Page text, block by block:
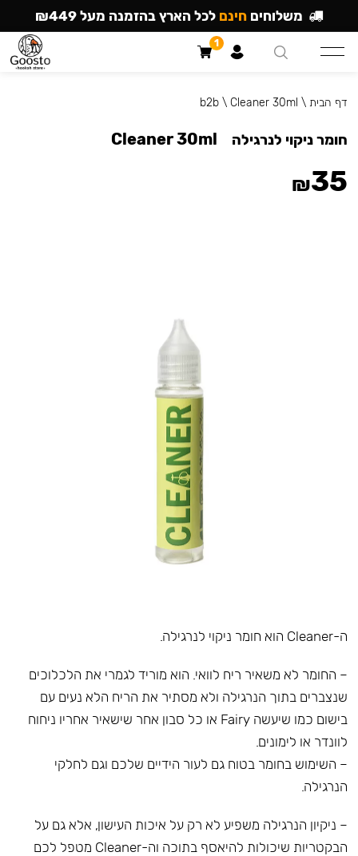
ה-Cleaner הוא חומר ניקוי לנרגילה.
– החומר לא משאיר ריח לוואי. הוא מוריד לגמרי את הלכלוכים
שנצברים בתוך הנרגילה ולא מסתיר את הריח הלא נעים עם
בישום כמו שיעשה Fairy או כל סבון אחר שישאיר אחריו ניחוח
לוונדר או לימונים.
– השימוש בחומר בטוח גם לעור הידיים שלכם וגם לחלקי
הנרגילה.
– ניקיון הנרגילה משפיע לא רק על איכות העישון, אלא גם על
הבקטריות שיכולות להיאסף בתוכה וה-Cleaner מטפל לכם
דף הבית \
b2b\ Cleaner 30ml
חומר ניקוי לנרגילה Cleaner 30ml
₪35
משלוחים חינם לכל הארץ בהזמנה מעל ₪449
1